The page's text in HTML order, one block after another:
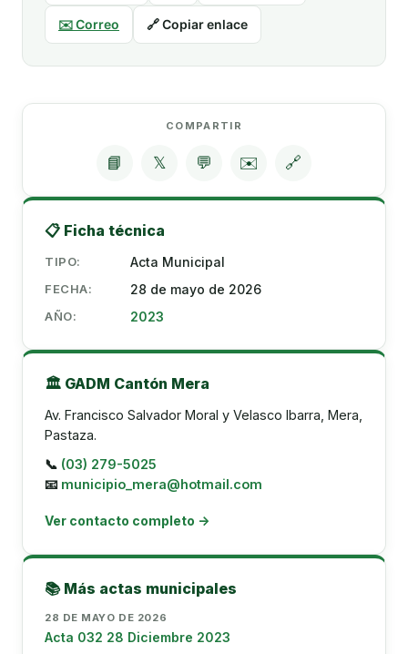
✉️ Correo 🔗 Copiar enlace
COMPARTIR
📘 𝕏 💬 ✉️ 🔗
📋 Ficha técnica
TIPO: Acta Municipal
FECHA: 28 de mayo de 2026
AÑO: 2023
🏛️ GADM Cantón Mera
Av. Francisco Salvador Moral y Velasco Ibarra, Mera,
Pastaza.
📞 (03) 279-5025
📧 municipio_mera@hotmail.com
Ver contacto completo →
📚 Más actas municipales
28 DE MAYO DE 2026
Acta 032 28 Diciembre 2023